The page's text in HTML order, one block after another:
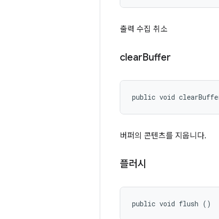
출력 수집 취소
clearBuffer
public void
버퍼의 콘텐츠를 지웁니다.
플러시
public void flush ()